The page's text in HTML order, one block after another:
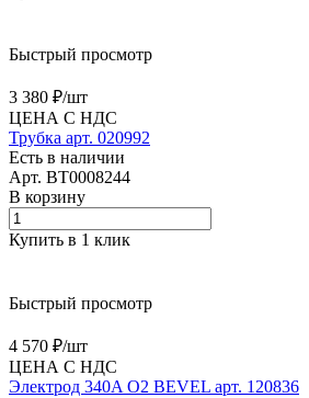
Быстрый просмотр
3 380 ₽/шт
ЦЕНА С НДС
Трубка арт. 020992
Есть в наличии
Арт. BT0008244
В корзину
Купить в 1 клик
Быстрый просмотр
4 570 ₽/шт
ЦЕНА С НДС
Электрод 340A O2 BEVEL арт. 120836